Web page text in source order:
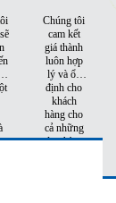
Chúng tôi
cam kết
giá thành
luôn hợp
lý và ổn
định cho
khách
hàng cho
cả những
đơn hàng